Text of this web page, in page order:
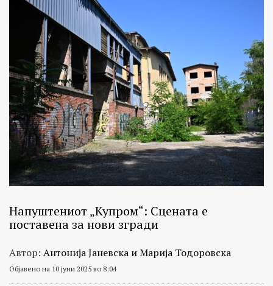
Напуштениот „Купром“: Сцената е
поставена за нови згради
Автор: Антонија Јаневска и Марија Тодоровска
Објавено на 10 јуни 2025 во 8:04